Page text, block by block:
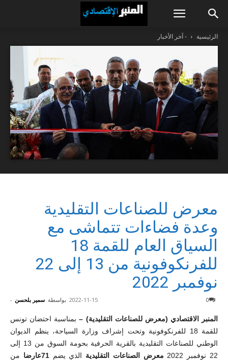
الرئيسية - آخر الأخبار
معرض للصناعات التقليدية
وعدة فضاءات تتماشى مع
السياق العام للقمة 18
للفرنكوفونية من 13 إلى 22
نوفمبر 2022
بواسطة سمير بلحسن - 2022-11-15 0
المنبر الاقتصادي (معرض للصناعات التقليدية) –بمناسبة احتضان تونس
للقمة 18 للفرنكوفونية وتحت إشراف وزارة السياحة، ينظم الديوان
الوطني للصناعات التقليدية بالقرية الحرفية بحومة السوق من 13 إلى
22 نوفمبر 2022
معرض الصناعات التقليدية الذي يضم71عارضا
من